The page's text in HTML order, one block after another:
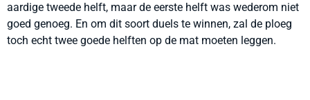
aardige tweede helft, maar de eerste helft was wederom niet
goed genoeg. En om dit soort duels te winnen, zal de ploeg
toch echt twee goede helften op de mat moeten leggen.